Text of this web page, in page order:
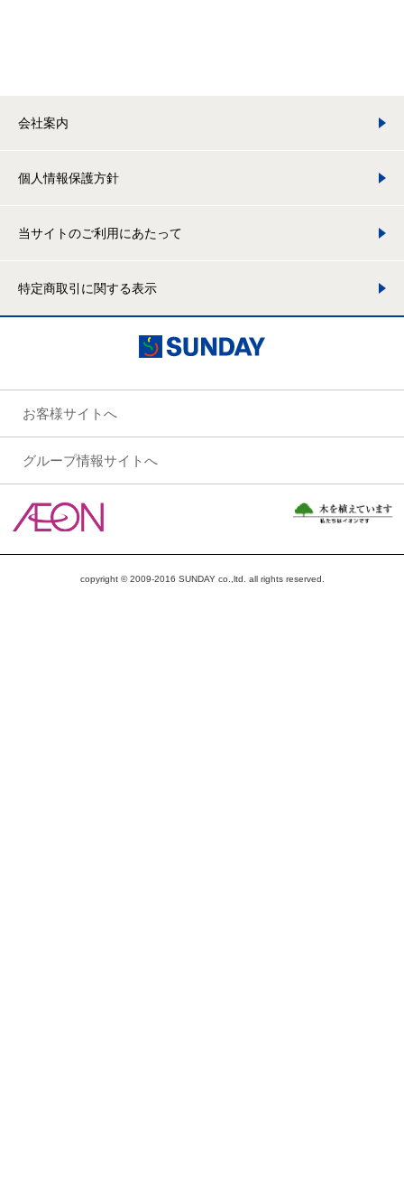
会社案内
個人情報保護方針
当サイトのご利用にあたって
特定商取引に関する表示
お客様サイトへ
グループ情報サイトへ
copyright © 2009-2016 SUNDAY co.,ltd. all rights reserved.